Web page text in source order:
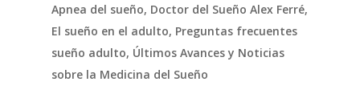
Apnea del sueño, Doctor del Sueño Alex Ferré,
El sueño en el adulto, Preguntas frecuentes
sueño adulto, Últimos Avances y Noticias
sobre la Medicina del Sueño